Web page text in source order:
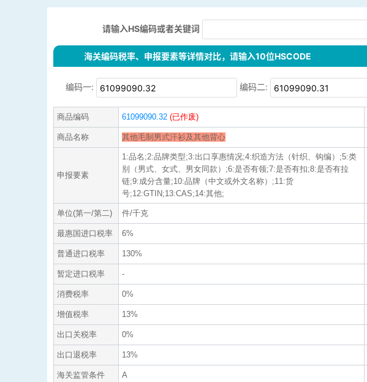
请输入HS编码或者关键词
海关编码税率、申报要素等详情对比，请输入10位HSCODE
编码一: 编码二:
商品编码 61099090.32 (已作废)
商品名称 其他毛制男式汗衫及其他背心
申报要素
1:品名;2:品牌类型;3:出口享惠情况;4:织造方法（针织、钩编）;5:类
别（男式、女式、男女同款）;6:是否有领;7:是否有扣;8:是否有拉
链;9:成分含量;10:品牌（中文或外文名称）;11:货
号;12:GTIN;13:CAS;14:其他;
单位(第一/第二) 件/千克
最惠国进口税率 6%
普通进口税率 130%
暂定进口税率 -
消费税率 0%
增值税率 13%
出口关税率 0%
出口退税率 13%
海关监管条件 A